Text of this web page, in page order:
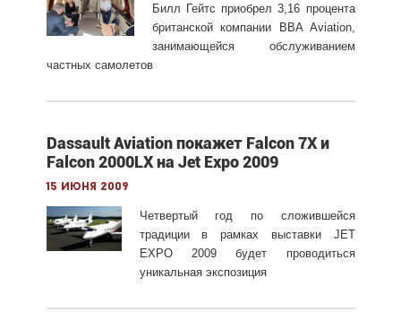
Билл Гейтс приобрел 3,16 процента
британской компании BBA Aviation,
занимающейся обслуживанием
частных самолетов
Dassault Aviation покажет Falcon 7X и
Falcon 2000LX на Jet Expo 2009
15 июня 2009
Четвертый год по сложившейся
традиции в рамках выставки JET
EXPO 2009 будет проводиться
уникальная экспозиция